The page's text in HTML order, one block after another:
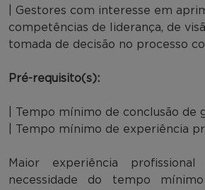
| Gestores com interesse em
competências de liderança, de
tomada de decisão no processo
Pré-requisito(s):
| Tempo mínimo de conclusão de
| Tempo mínimo de experiência
Maior experiência
necessidade do tempo